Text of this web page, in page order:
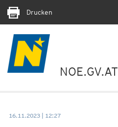
Drucken
NOE.GV.AT
16.11.2023 | 12:27